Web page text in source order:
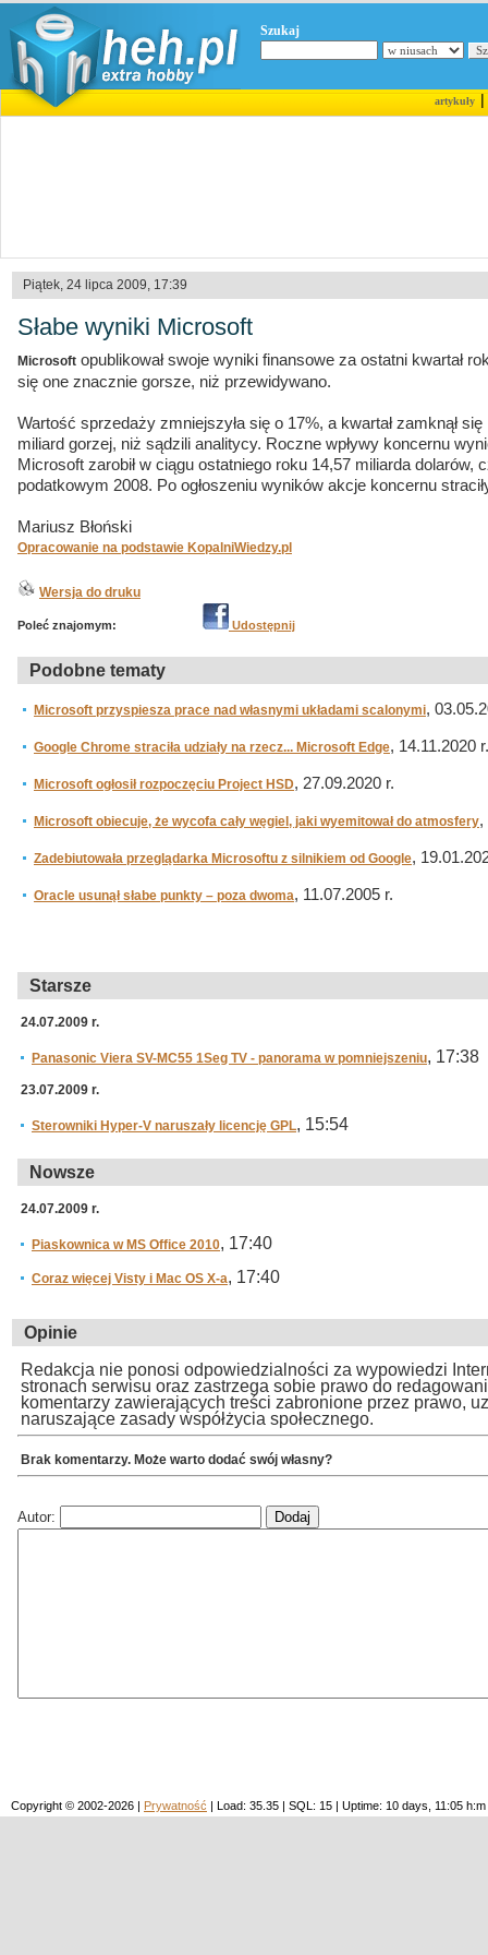
Szukaj
artykuły|
Piątek, 24 lipca 2009, 17:39
Słabe wyniki Microsoft
Microsoft opublikował swoje wyniki finansowe za ostatni kwartał
się one znacznie gorsze, niż przewidywano.
Wartość sprzedaży zmniejszyła się o 17%, a kwartał zamknął
miliard gorzej, niż sądzili analitycy. Roczne wpływy koncernu
Microsoft zarobił w ciągu ostatniego roku 14,57 miliarda dolarów,
podatkowym 2008. Po ogłoszeniu wyników akcje koncernu
Mariusz Błoński
Opracowanie na podstawie KopalniWiedzy.pl
Wersja do druku
Poleć znajomym: Udostępnij
Podobne tematy
Microsoft przyspiesza prace nad własnymi układami scalonymi,
Google Chrome straciła udziały na rzecz... Microsoft Edge, 14.11.2020 r.
Microsoft ogłosił rozpoczęciu Project HSD, 27.09.2020 r.
Microsoft obiecuje, że wycofa cały węgiel, jaki wyemitował do atmosfery,
Zadebiutowała przeglądarka Microsoftu z silnikiem od Google,
Oracle usunął słabe punkty – poza dwoma, 11.07.2005 r.
Starsze
24.07.2009 r.
Panasonic Viera SV-MC55 1Seg TV - panorama w pomniejszeniu, 17:38
23.07.2009 r.
Sterowniki Hyper-V naruszały licencję GPL, 15:54
Nowsze
24.07.2009 r.
Piaskownica w MS Office 2010, 17:40
Coraz więcej Visty i Mac OS X-a, 17:40
Opinie
Redakcja nie ponosi odpowiedzialności za wypowiedzi
stronach serwisu oraz zastrzega sobie prawo do
komentarzy zawierających treści zabronione przez prawo,
naruszające zasady współżycia społecznego.
Brak komentarzy. Może warto dodać swój własny?
Autor:
Copyright © 2002-2026 | Prywatność | Load: 35.35 | SQL: 15 | Uptime: 10 days, 11:05